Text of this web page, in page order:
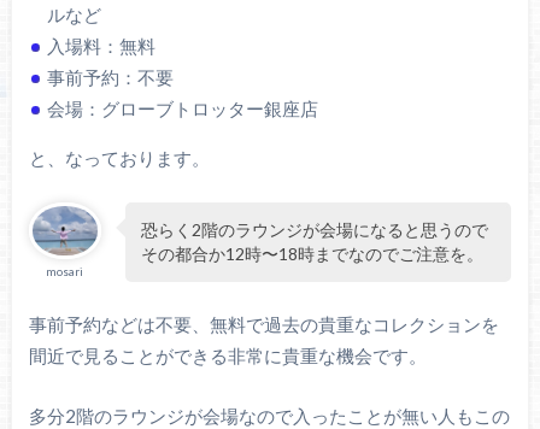
ルなど
入場料：無料
事前予約：不要
会場：グローブトロッター銀座店
と、なっております。
mosari
恐らく2階のラウンジが会場になると思うので
その都合か12時〜18時までなのでご注意を。
事前予約などは不要、無料で過去の貴重なコレクションを
間近で見ることができる非常に貴重な機会です。
多分2階のラウンジが会場なので入ったことが無い人もこの